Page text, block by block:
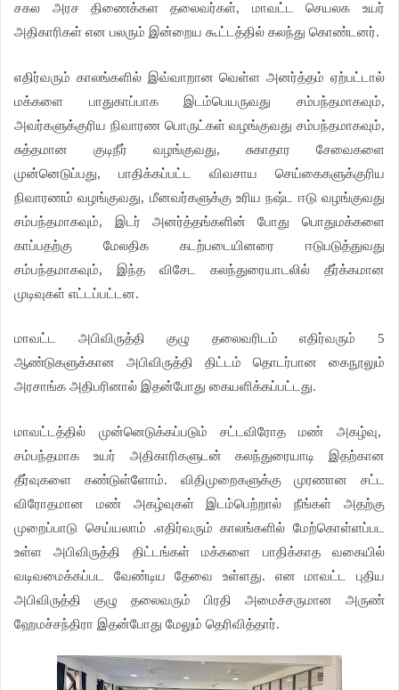
சகல அரச திணைக்கள தலைவர்கள், மாவட்ட செயலக உயர்
அதிகாரிகள் என பலரும் இன்றைய கூட்டத்தில் கலந்து கொண்டனர்.
எதிர்வரும் காலங்களில் இவ்வாறான வெள்ள அனர்த்தம் ஏற்பட்டால்
மக்களை பாதுகாப்பாக இடம்பெயருவது சம்பந்தமாகவும்,
அவர்களுக்குரிய நிவாரண பொருட்கள் வழங்குவது சம்பந்தமாகவும்,
சுத்தமான குடிநீர் வழங்குவது, சுகாதார சேவைகளை
முன்னெடுப்பது, பாதிக்கப்பட்ட விவசாய செய்கைகளுக்குரிய
நிவாரணம் வழங்குவது, மீனவர்களுக்கு உரிய நஷ்ட ஈடு வழங்குவது
சம்பந்தமாகவும், இடர் அனர்த்தங்களின் போது பொதுமக்களை
காப்பதற்கு மேலதிக கடற்படையினரை ஈடுபடுத்துவது
சம்பந்தமாகவும், இந்த விசேட கலந்துரையாடலில் தீர்க்கமான
முடிவுகள் எட்டப்பட்டன.
மாவட்ட அபிவிருத்தி குழு தலைவரிடம் எதிர்வரும் 5
ஆண்டுகளுக்கான அபிவிருத்தி திட்டம் தொடர்பான கைநூலும்
அரசாங்க அதிபரினால் இதன்போது கையளிக்கப்பட்டது.
மாவட்டத்தில் முன்னெடுக்கப்படும் சட்டவிரோத மண் அகழ்வு,
சம்பந்தமாக உயர் அதிகாரிகளுடன் கலந்துரையாடி இதற்கான
தீர்வுகளை கண்டுள்ளோம். விதிமுறைகளுக்கு முரணான சட்ட
விரோதமான மண் அகழ்வுகள் இடம்பெற்றால் நீங்கள் அதற்கு
முறைப்பாடு செய்யலாம் .எதிர்வரும் காலங்களில் மேற்கொள்ளப்பட
உள்ள அபிவிருத்தி திட்டங்கள் மக்களை பாதிக்காத வகையில்
வடிவமைக்கப்பட வேண்டிய தேவை உள்ளது. என மாவட்ட புதிய
அபிவிருத்தி குழு தலைவரும் பிரதி அமைச்சருமான அருண்
ஹேமச்சந்திரா இதன்போது மேலும் தெரிவித்தார்.